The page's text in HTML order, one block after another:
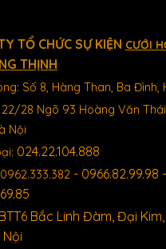
TỔ CHỨC SỰ KIỆN CƯỚI
THỊNH
Số 8, Hàng Than, Ba Đình,
22/28 Ngõ 93 Hoàng Văn
Nội
024.22.104.888
- 0966.82.99.98 -
Bắc Linh Đàm, Đại
Nội